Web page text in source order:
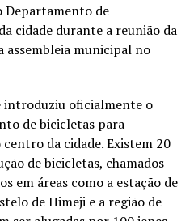
Departamento de
cidade durante a reunião da
assembleia municipal no
introduziu oficialmente o
de bicicletas para
da cidade. Existem 20
de bicicletas, chamados
em áreas como a estação de
de Himeji e a região de